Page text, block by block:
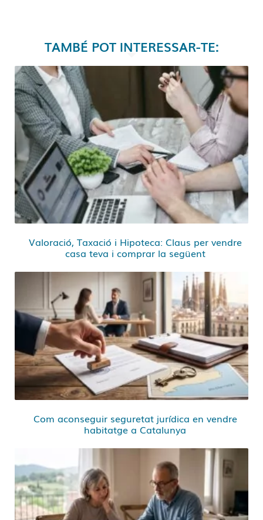
TAMBÉ POT INTERESSAR-TE:
Valoració, Taxació i Hipoteca: Claus per vendre
casa teva i comprar la següent
Com aconseguir seguretat jurídica en vendre
habitatge a Catalunya